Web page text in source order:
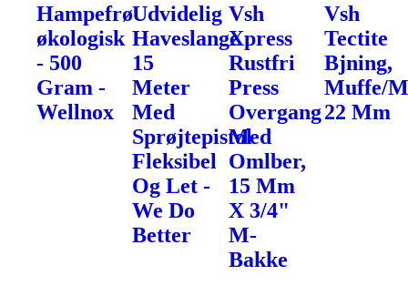
Hampefrø
økologisk
- 500
Gram -
Wellnox
Udvidelig
Haveslange
15
Meter
Med
Sprøjtepistol
Fleksibel
Og Let -
We Do
Better
Vsh
Xpress
Rustfri
Press
Overgang
Med
Omlber,
15 Mm
X 3/4"
M-
Bakke
Vsh
Tectite
Bjning,
Muffe/
22 Mm